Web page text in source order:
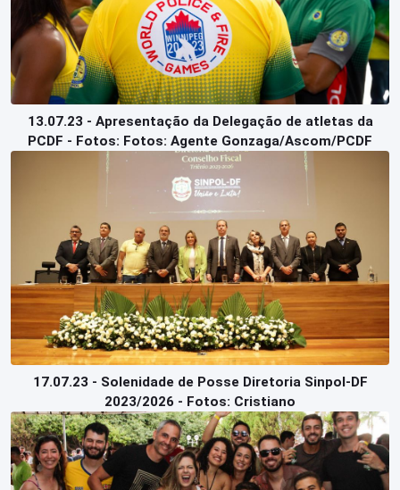
13.07.23 - Apresentação da Delegação de atletas da
PCDF - Fotos: Fotos: Agente Gonzaga/Ascom/PCDF
17.07.23 - Solenidade de Posse Diretoria Sinpol-DF
2023/2026 - Fotos: Cristiano